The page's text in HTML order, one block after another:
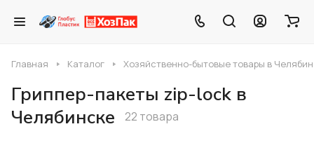
Главная Каталог Хозяйственно-бытовые товары в
Гриппер-пакеты zip-lock в
Челябинске
22 товара